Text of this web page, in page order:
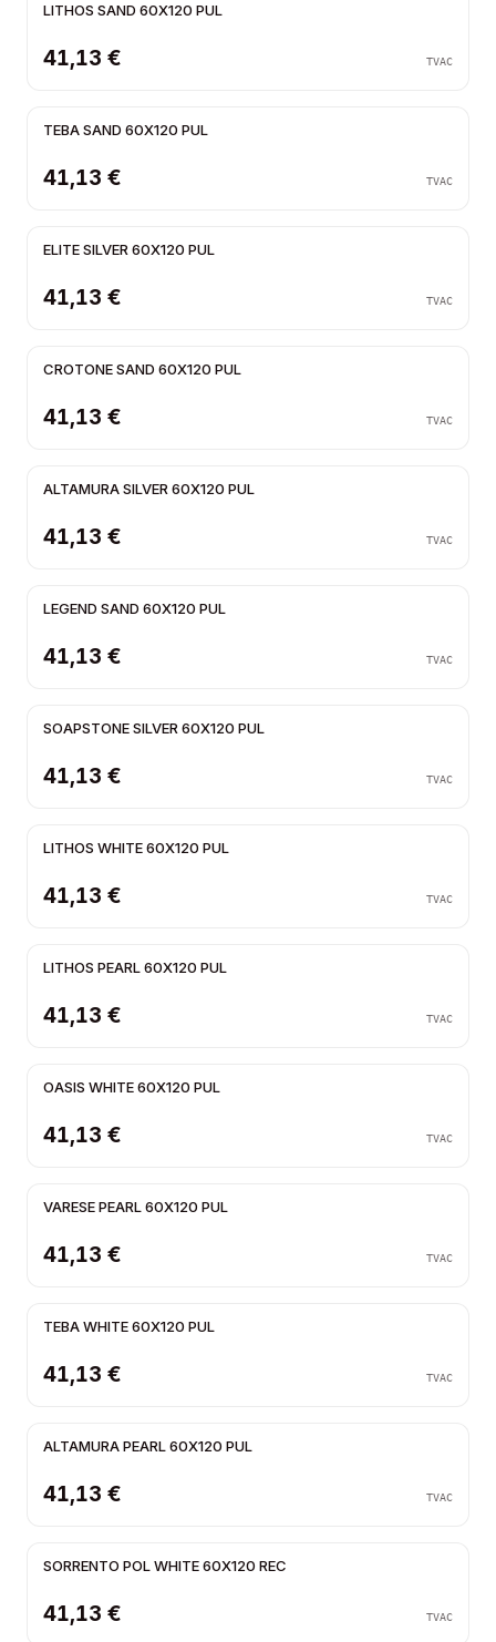
LITHOS SAND 60X120 PUL
41,13 € TVAC
TEBA SAND 60X120 PUL
41,13 € TVAC
ELITE SILVER 60X120 PUL
41,13 € TVAC
CROTONE SAND 60X120 PUL
41,13 € TVAC
ALTAMURA SILVER 60X120 PUL
41,13 € TVAC
LEGEND SAND 60X120 PUL
41,13 € TVAC
SOAPSTONE SILVER 60X120 PUL
41,13 € TVAC
LITHOS WHITE 60X120 PUL
41,13 € TVAC
LITHOS PEARL 60X120 PUL
41,13 € TVAC
OASIS WHITE 60X120 PUL
41,13 € TVAC
VARESE PEARL 60X120 PUL
41,13 € TVAC
TEBA WHITE 60X120 PUL
41,13 € TVAC
ALTAMURA PEARL 60X120 PUL
41,13 € TVAC
SORRENTO POL WHITE 60X120 REC
41,13 € TVAC